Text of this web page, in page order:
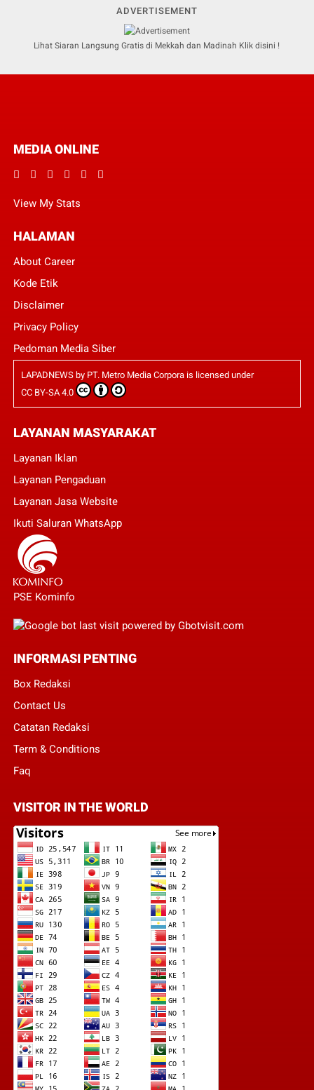
ADVERTISEMENT
Lihat Siaran Langsung Gratis di Mekkah dan Madinah Klik disini !
MEDIA ONLINE
View My Stats
HALAMAN
About Career
Kode Etik
Disclaimer
Privacy Policy
Pedoman Media Siber
LAPADNEWSby PT. Metro Media Corporais licensed under
CC BY-SA 4.0
LAYANAN MASYARAKAT
Layanan Iklan
Layanan Pengaduan
Layanan Jasa Website
Ikuti Saluran WhatsApp
PSE Kominfo
INFORMASI PENTING
Box Redaksi
Contact Us
Catatan Redaksi
Term & Conditions
Faq
VISITOR IN THE WORLD